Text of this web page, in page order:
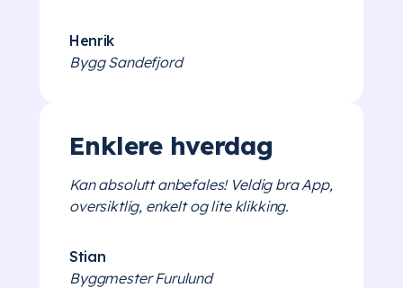
Henrik
Bygg Sandefjord
Enklere hverdag
Kan absolutt anbefales! Veldig bra App,
oversiktlig, enkelt og lite klikking.
Stian
Byggmester Furulund